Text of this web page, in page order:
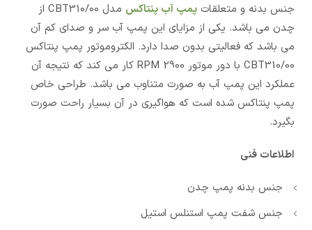
جنس بدنه و متعلقات پمپ آب پنتاکس
مدل CBT310/00 از
چدن می باشد. یکی از مزایای این پمپ آب سر و صدای کم آن
می باشد که فعالیتی بدون صدا دارد. الکتروموتور پمپ پنتاکس
CBT310/00 با دور موتور 2900 RPM کار می کند که نتیجه آن
عملکرد این پمپ آب به صورت متناوب می باشد. طراحی خاص
پمپ پنتاکس شده است که هواگیری در آن بسیار راحت صورت
بگیرد.
اطلاعات فنی
جنس بدنه پمپ چدن
جنس شفت پمپ استنلس استیل